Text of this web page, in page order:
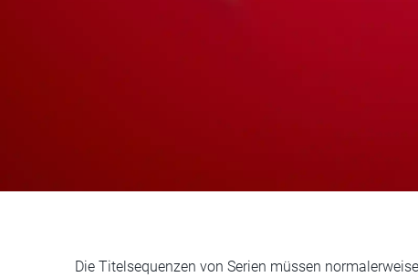
Die Titelsequenzen von Serien müssen